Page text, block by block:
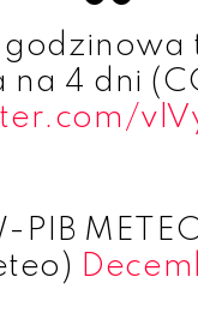
godzinowa
na 4 dni
PIB